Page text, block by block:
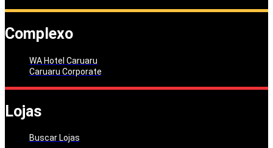
Complexo
WA Hotel Caruaru
Caruaru Corporate
Lojas
Buscar Lojas